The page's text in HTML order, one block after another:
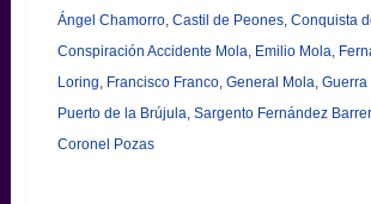
Ángel Chamorro, Castil de Peones, Conquista
Conspiración Accidente Mola, Emilio Mola,
Loring, Francisco Franco, General Mola,
Puerto de la Brújula, Sargento Fernández
Coronel Pozas